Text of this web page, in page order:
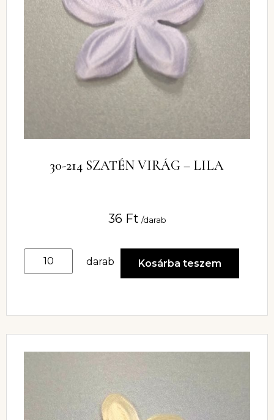
30-214 SZATÉN VIRÁG – LILA
36 Ft /darab
darab Kosárba teszem